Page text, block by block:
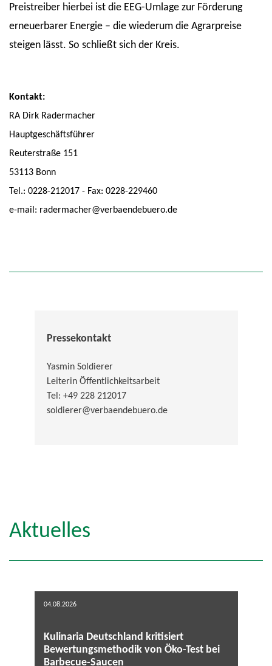
Preistreiber hierbei ist die EEG-Umlage zur Förderung
erneuerbarer Energie – die wiederum die Agrarpreise
steigen lässt. So schließt sich der Kreis.
Kontakt:
RA Dirk Radermacher
Hauptgeschäftsführer
Reuterstraße 151
53113 Bonn
Tel.: 0228-212017 - Fax: 0228-229460
e-mail: radermacher@verbaendebuero.de
Pressekontakt
Yasmin Soldierer
Leiterin Öffentlichkeitsarbeit
Tel: +49 228 212017
soldierer@verbaendebuero.de
Aktuelles
04.08.2026
Kulinaria Deutschland kritisiert
Bewertungsmethodik von Öko-Test bei
Barbecue-Saucen